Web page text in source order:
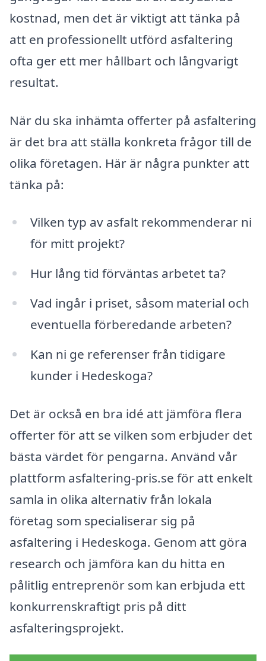
kostnad, men det är viktigt att tänka på
att en professionellt utförd asfaltering
ofta ger ett mer hållbart och långvarigt
resultat.
När du ska inhämta offerter på asfaltering
är det bra att ställa konkreta frågor till de
olika företagen. Här är några punkter att
tänka på:
Vilken typ av asfalt rekommenderar ni
för mitt projekt?
Hur lång tid förväntas arbetet ta?
Vad ingår i priset, såsom material och
eventuella förberedande arbeten?
Kan ni ge referenser från tidigare
kunder i Hedeskoga?
Det är också en bra idé att jämföra flera
offerter för att se vilken som erbjuder det
bästa värdet för pengarna. Använd vår
plattform asfaltering-pris.se för att enkelt
samla in olika alternativ från lokala
företag som specialiserar sig på
asfaltering i Hedeskoga. Genom att göra
research och jämföra kan du hitta en
pålitlig entreprenör som kan erbjuda ett
konkurrenskraftigt pris på ditt
asfalteringsprojekt.